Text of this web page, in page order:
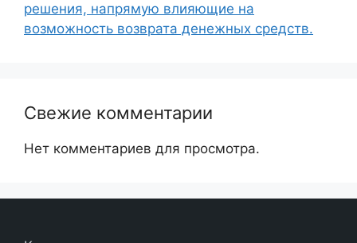
решения, напрямую влияющие на
возможность возврата денежных средств.
Свежие комментарии
Нет комментариев для просмотра.